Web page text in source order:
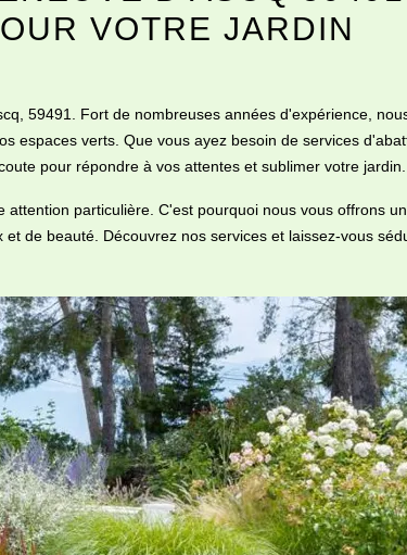
VOTRE JARDIN
59491. Fort de nombreuses années d'expérience,
espaces verts. Que vous ayez besoin de services
pour répondre à vos attentes et sublimer votre jardin.
particulière. C'est pourquoi nous vous offrons
de beauté. Découvrez nos services et laissez-vous